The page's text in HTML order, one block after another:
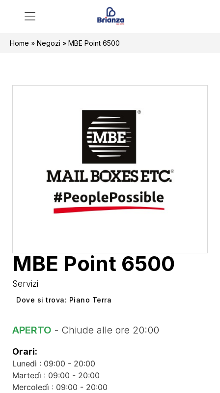
Home » Negozi » MBE Point 6500
MBE Point 6500
Servizi
Dove si trova: Piano Terra
APERTO - Chiude alle ore 20:00
Orari:
Lunedì : 09:00 - 20:00
Martedì : 09:00 - 20:00
Mercoledì : 09:00 - 20:00